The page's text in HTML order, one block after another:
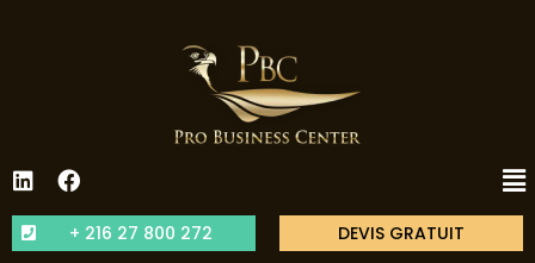
+ 216 27 800 272 DEVIS GRATUIT